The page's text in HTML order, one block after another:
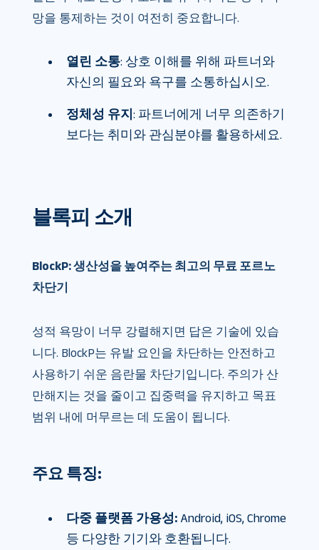
망을 통제하는 것이 여전히 중요합니다.
열린 소통: 상호 이해를 위해 파트너와
자신의 필요와 욕구를 소통하십시오.
정체성 유지 : 파트너에게 너무 의존하기
보다는 취미와 관심분야를 활용하세요.
블록피 소개
BlockP: 생산성을 높여주는 최고의 무료 포르노
차단기
성적 욕망이 너무 강렬해지면 답은 기술에 있습
니다. BlockP는 유발 요인을 차단하는 안전하고
사용하기 쉬운 음란물 차단기입니다. 주의가 산
만해지는 것을 줄이고 집중력을 유지하고 목표
범위 내에 머무르는 데 도움이 됩니다.
주요 특징:
다중 플랫폼 가용성:Android, iOS, Chrome
등 다양한 기기와 호환됩니다.